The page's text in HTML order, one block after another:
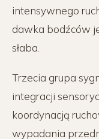
intensywnego
dawka bodźców
słaba.
Trzecia grupa
integracji
koordynacją
wypadania